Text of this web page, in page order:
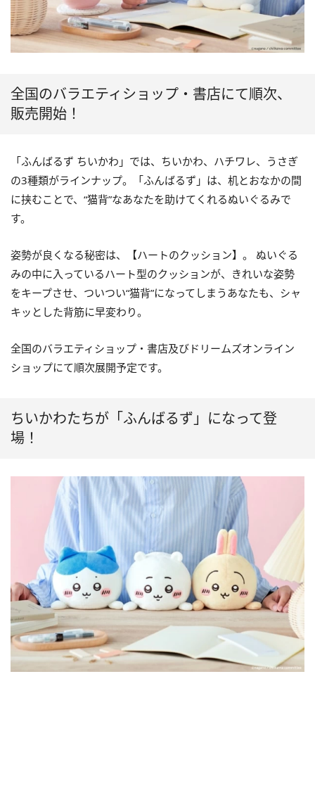
全国のバラエティショップ・書店にて順次、
販売開始！
「ふんばるず ちいかわ」では、ちいかわ、ハチワレ、うさぎ
の3種類がラインナップ。「ふんばるず」は、机とおなかの間
に挟むことで、“猫背”なあなたを助けてくれるぬいぐるみで
す。
姿勢が良くなる秘密は、【ハートのクッション】。 ぬいぐる
みの中に入っているハート型のクッションが、きれいな姿勢
をキープさせ、ついつい“猫背”になってしまうあなたも、シャ
キッとした背筋に早変わり。
全国のバラエティショップ・書店及びドリームズオンライン
ショップにて順次展開予定です。
ちいかわたちが「ふんばるず」になって登
場！